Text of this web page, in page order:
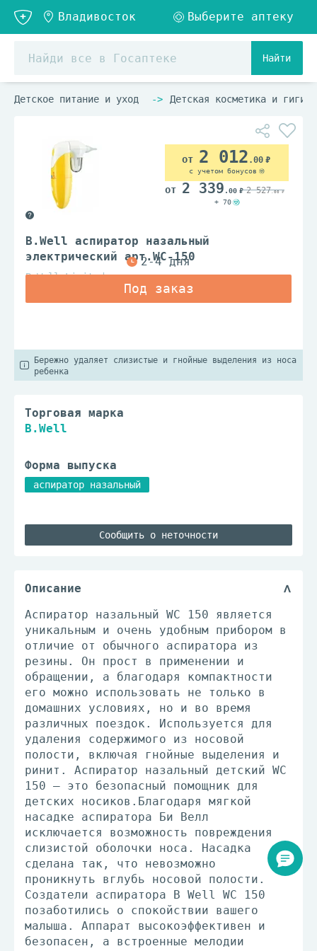
Найти
Детское питание и уход Детская косметика и
B.Well аспиратор назальный
электрический арт.WC-150
B.Well Limited
2 012 .00
с учетом бонусов
2 339 .00 2 527.00
+ 70
Бережно удаляет слизистые и гнойные выделения из носа
ребенка
Торговая марка
B.Well
Форма выпуска
аспиратор назальный
Сообщить о неточности
Описание
Аспиратор назальный WC 150 является
уникальным и очень удобным прибором в
отличие от обычного аспиратора из
резины. Он прост в применении и
обращении, а благодаря компактности
его можно использовать не только в
домашних условиях, но и во время
различных поездок. Используется для
удаления содержимого из носовой
полости, включая гнойные выделения и
ринит. Аспиратор назальный детский WC
150 – это безопасный помощник для
детских носиков.Благодаря мягкой
насадке аспиратора Би Велл
исключается возможность повреждения
слизистой оболочки носа. Насадка
сделана так, что невозможно
проникнуть вглубь носовой полости.
Создатели аспиратора B Well WC 150
позаботились о спокойствии вашего
малыша. Аппарат высокоэффективен и
безопасен, а встроенные мелодии